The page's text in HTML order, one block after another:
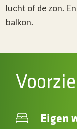
lucht of de zon.
balkon.
Eigen